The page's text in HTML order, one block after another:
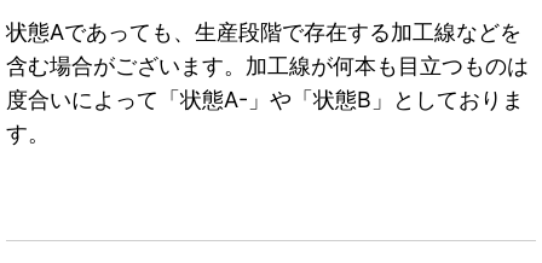
状態Aであっても、生産段階で存在する加工線などを
含む場合がございます。加工線が何本も目立つものは
度合いによって「状態A-」や「状態B」としておりま
す。